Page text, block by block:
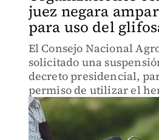
juez negara
para uso del
El Consejo Nacional
solicitado una
decreto presidencial,
permiso de utilizar el